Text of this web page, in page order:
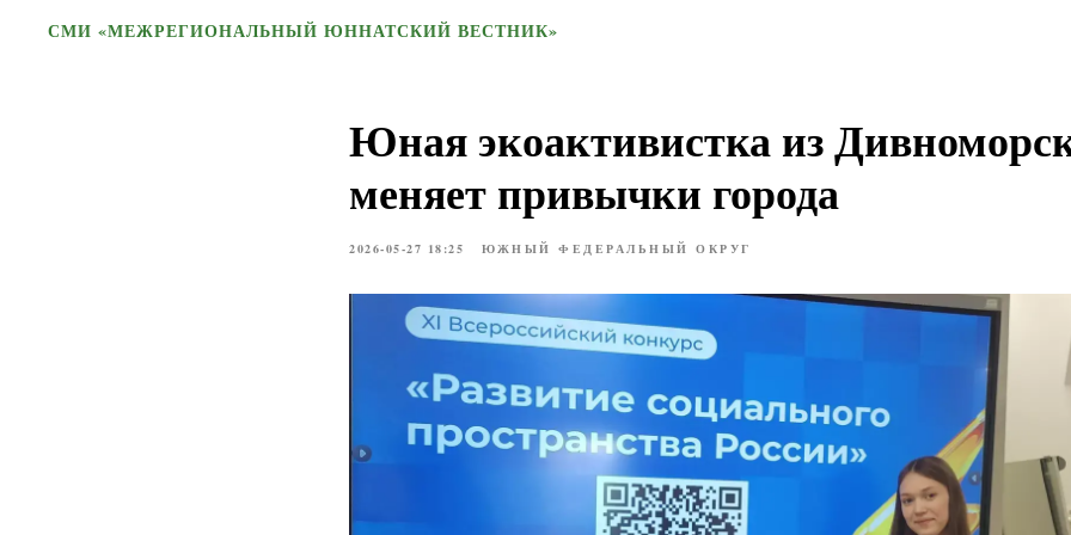
СМИ «МЕЖРЕГИОНАЛЬНЫЙ ЮННАТСКИЙ ВЕСТНИК»
Юная экоактивистка из
меняет привычки города
2026-05-27 18:25 ЮЖНЫЙ ФЕДЕРАЛЬНЫЙ ОКРУГ